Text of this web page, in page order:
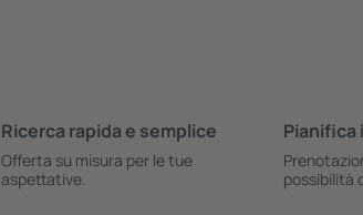
Ricerca rapida e semplice
Offerta su misura per le tue
aspettative.
Pianifica
possibilità